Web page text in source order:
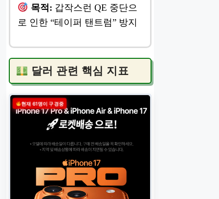
목적: 갑작스런 QE 중단으
로 인한 “테이퍼 탠트럼” 방지
달러 관련 핵심 지표
현재 61명이 구경중